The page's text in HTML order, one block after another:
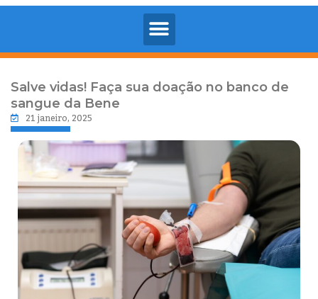
Salve vidas! Faça sua doação no banco de
sangue da Bene
21 janeiro, 2025